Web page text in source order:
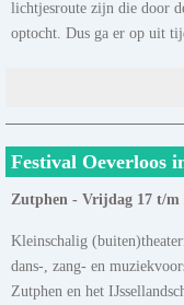
lichtjesroute zijn die door
optocht. Dus ga er op uit
Festival Oeverloos
Zutphen - Vrijdag 17 t/m
Kleinschalig
dans-, zang- en
Zutphen en het